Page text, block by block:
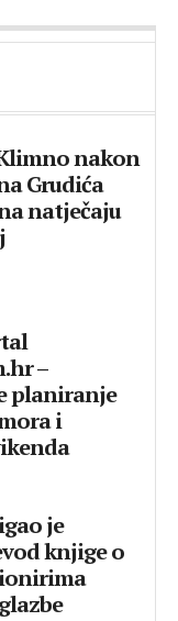
nakon
Grudića
natječaju
–
planiranje
i
je
knjige o